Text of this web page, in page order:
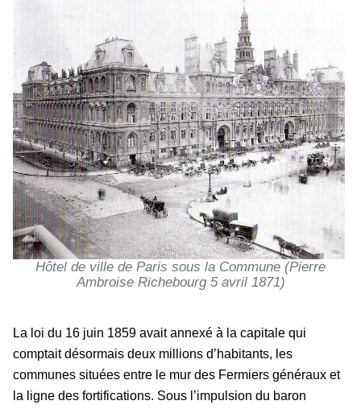
Hôtel de ville de Paris sous la Commune (Pierre
Ambroise Richebourg 5 avril 1871)
La loi du 16 juin 1859 avait annexé à la capitale qui
comptait désormais deux millions d’habitants, les
communes situées entre le mur des Fermiers généraux et
la ligne des fortifications. Sous l’impulsion du baron